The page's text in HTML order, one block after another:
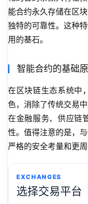
能合约永久存储在区
独特的可靠性。这种
用的基石。
智能合约的基础
在区块链生态系统中
色，消除了传统交易
在金融服务、供应链
性。值得注意的是，
严格的安全考量和更周
EXCHANGES
选择交易平台